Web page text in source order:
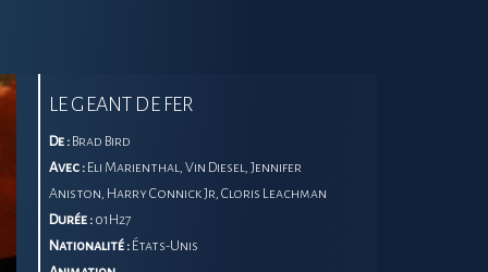
LE GEANT DE FER
De : Brad Bird
Avec : Eli Marienthal, Vin Diesel, Jennifer
Aniston, Harry Connick Jr, Cloris Leachman
Durée : 01H27
Nationalité : États-Unis